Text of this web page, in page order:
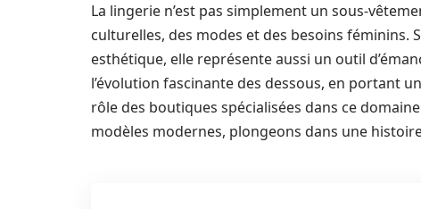
La lingerie n’est pas simplement un sous-
culturelles, des modes et des besoins féminins.
esthétique, elle représente aussi un outil
l’évolution fascinante des dessous, en portant
rôle des boutiques spécialisées dans ce
modèles modernes, plongeons dans une